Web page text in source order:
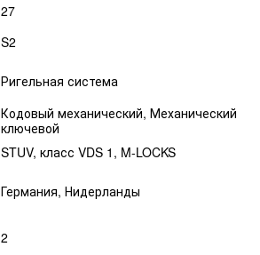
27
S2
Ригельная система
Кодовый механический, Механический
ключевой
STUV, класс VDS 1, M-LOCKS
Германия, Нидерланды
2